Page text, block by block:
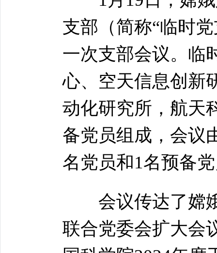
支部（简称“临时
一次支部会议。临
心、空天信息创新
动化研究所，航天
备党员组成，会议
名党员和1名预备
会议传达了嫦娥
联合党委会扩大会